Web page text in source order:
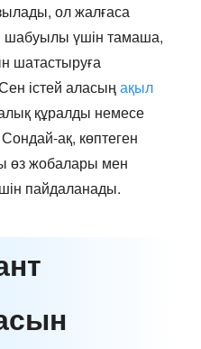
ол жалғаса
шабуылы үшін тамаша,
шатастыруға
істей аласыңақыл
құралды немесе
ақ, көптеген
өз жобалары мен
пайдаланады.